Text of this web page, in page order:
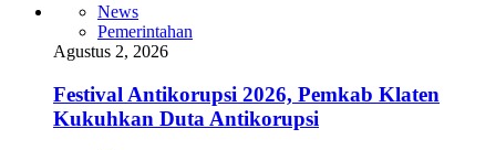
News
Pemerintahan
Agustus 2, 2026
Festival Antikorupsi 2026, Pemkab Klaten
Kukuhkan Duta Antikorupsi